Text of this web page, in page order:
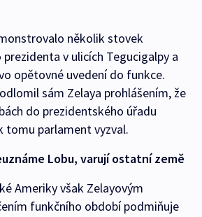
několik stovek
prezidenta v ulicích Tegucigalpy a
opětovné uvedení do funkce.
sám Zelaya prohlášením, že
do prezidentského úřadu
tomu parlament vyzval.
Lobu, varují ostatní země
Ameriky však Zelayovým
funkčního období podmiňuje